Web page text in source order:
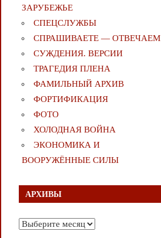
ЗАРУБЕЖЬЕ
СПЕЦСЛУЖБЫ
СПРАШИВАЕТЕ — ОТВЕЧАЕМ
СУЖДЕНИЯ. ВЕРСИИ
ТРАГЕДИЯ ПЛЕНА
ФАМИЛЬНЫЙ АРХИВ
ФОРТИФИКАЦИЯ
ФОТО
ХОЛОДНАЯ ВОЙНА
ЭКОНОМИКА И
ВООРУЖЁННЫЕ СИЛЫ
АРХИВЫ
Архивы